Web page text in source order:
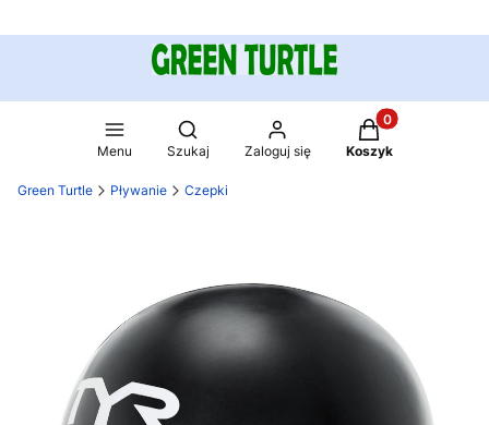
Menu
Otwórz wyszukiwarkę
Szukaj Zaloguj się
Produkty w
Koszyk
Green Turtle Pływanie Czepki